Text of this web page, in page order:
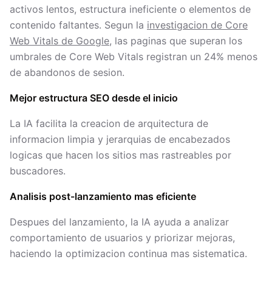
activos lentos, estructura ineficiente o elementos de
contenido faltantes. Segun la investigacion de Core
Web Vitals de Google, las paginas que superan los
umbrales de Core Web Vitals registran un 24% menos
de abandonos de sesion.
Mejor estructura SEO desde el inicio
La IA facilita la creacion de arquitectura de
informacion limpia y jerarquias de encabezados
logicas que hacen los sitios mas rastreables por
buscadores.
Analisis post-lanzamiento mas eficiente
Despues del lanzamiento, la IA ayuda a analizar
comportamiento de usuarios y priorizar mejoras,
haciendo la optimizacion continua mas sistematica.